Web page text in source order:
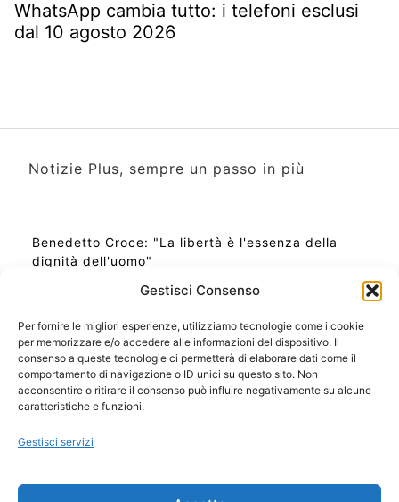
Gestisci Consenso
Per fornire le migliori esperienze, utilizziamo tecnologie come i cookie
per memorizzare e/o accedere alle informazioni del dispositivo. Il
consenso a queste tecnologie ci permetterà di elaborare dati come il
comportamento di navigazione o ID unici su questo sito. Non
acconsentire o ritirare il consenso può influire negativamente su alcune
caratteristiche e funzioni.
Gestisci servizi
WhatsApp cambia tutto: i telefoni esclusi
dal 10 agosto 2026
Notizie Plus, sempre un passo in più
Benedetto Croce: "La libertà è l'essenza della
dignità dell'uomo"
Ora Esatta in Italia in questo momento
Ti Senti Strano Ultimamente? Potrebbe Essere per
la Risonanza di Schumann
Come Sapere Se Stai Ascendendo alla Quinta